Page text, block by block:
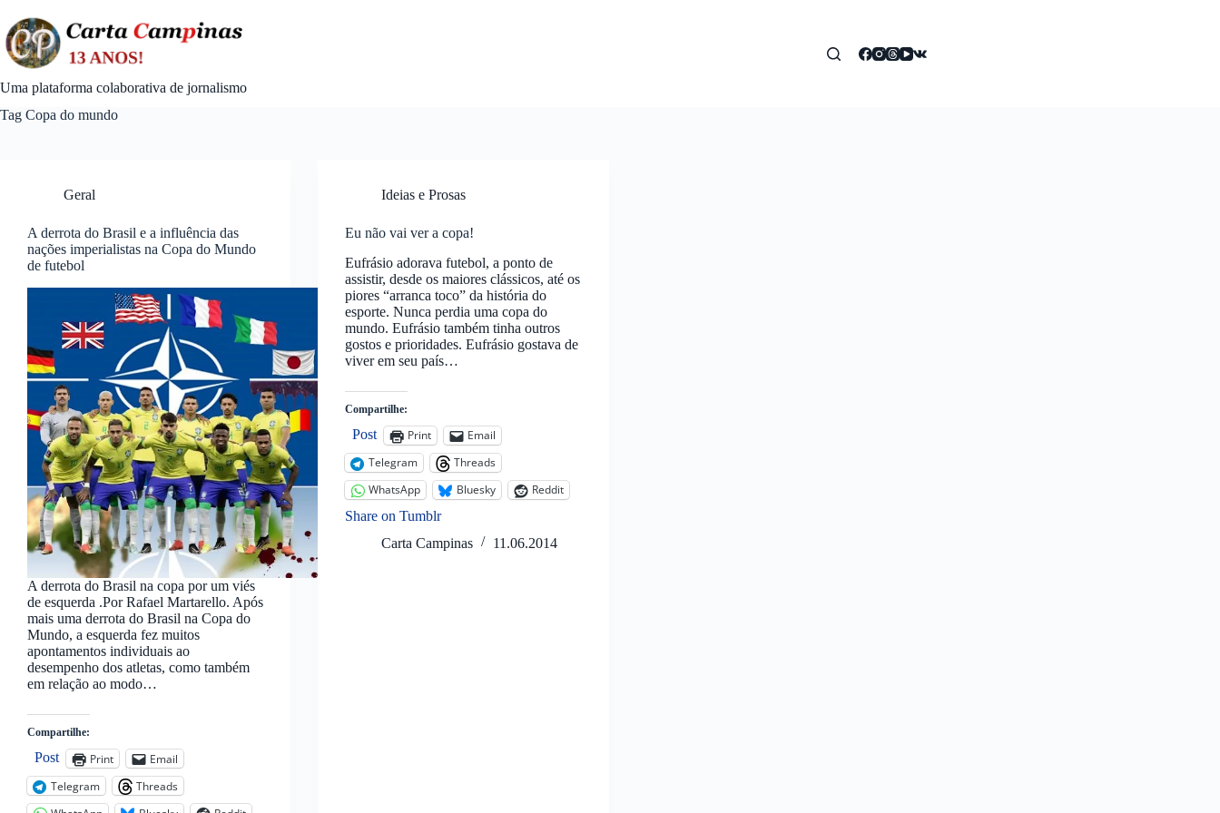
content
Uma plataforma colaborativa de jornalismo
Tag Copa do mundo
Geral
A derrota do Brasil e a influência das
nações imperialistas na Copa do Mundo
de futebol
A derrota do Brasil na copa por um viés
de esquerda .Por Rafael Martarello. Após
mais uma derrota do Brasil na Copa do
Mundo, a esquerda fez muitos
apontamentos individuais ao
desempenho dos atletas, como também
em relação ao modo…
Compartilhe:
Post Print
Email
Telegram
Threads
Ideias e Prosas
Eu não vai ver a copa!
Eufrásio adorava futebol, a ponto de
assistir, desde os maiores clássicos, até os
piores “arranca toco” da história do
esporte. Nunca perdia uma copa do
mundo. Eufrásio também tinha outros
gostos e prioridades. Eufrásio gostava de
viver em seu país…
Compartilhe:
Post Print
Email
Telegram
Threads
WhatsApp
Bluesky
Reddit
Share on Tumblr
Carta Campinas
11.06.2014